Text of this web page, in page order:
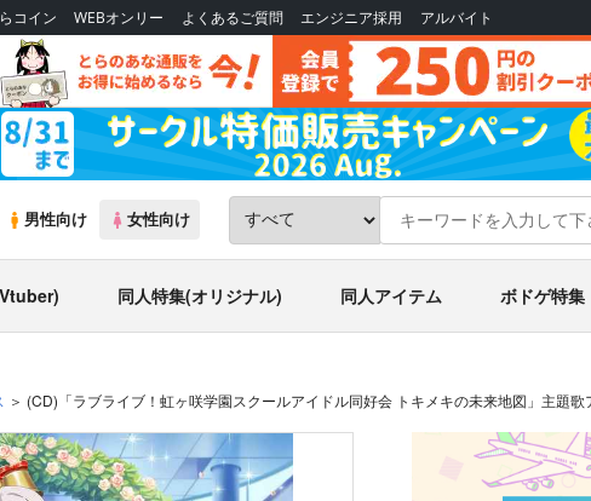
コイン WEBオンリー よくあるご質問 エンジニア採用 アルバイト
男性向け 女性向け
同人特集(オリジナル) 同人アイテム ボドゲ特集
(CD)「ラブライブ！虹ヶ咲学園スクールアイドル同好会 トキメキの未来地図」主題歌